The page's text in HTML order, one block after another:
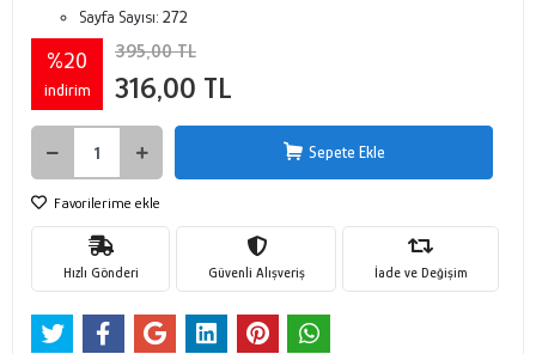
Sayfa Sayısı: 272
%20
indirim
395,00 TL
316,00 TL
Sepete Ekle
Favorilerime ekle
Hızlı Gönderi Güvenli Alışveriş İade ve Değişim